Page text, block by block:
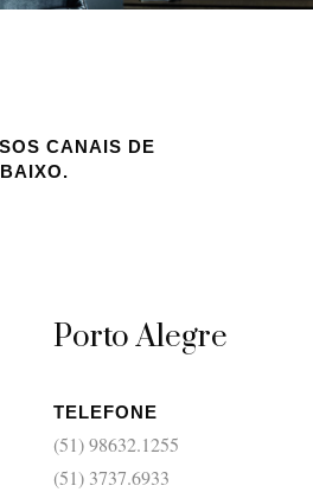
CANAIS DE
Porto Alegre
TELEFONE
(51) 98632.1255
(51) 3737.6933